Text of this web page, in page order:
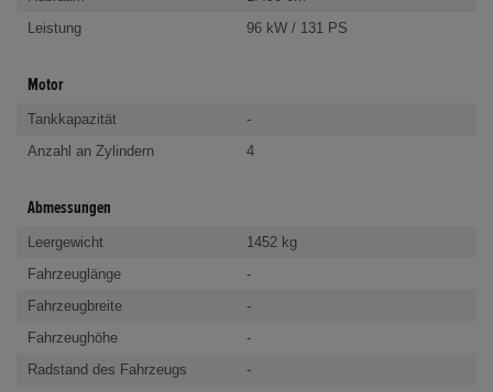
Leistung
96 kW / 131 PS
Motor
Tankkapazität
-
Anzahl an Zylindern
4
Abmessungen
Leergewicht
1452 kg
Fahrzeuglänge
-
Fahrzeugbreite
-
Fahrzeughöhe
-
Radstand des Fahrzeugs
-